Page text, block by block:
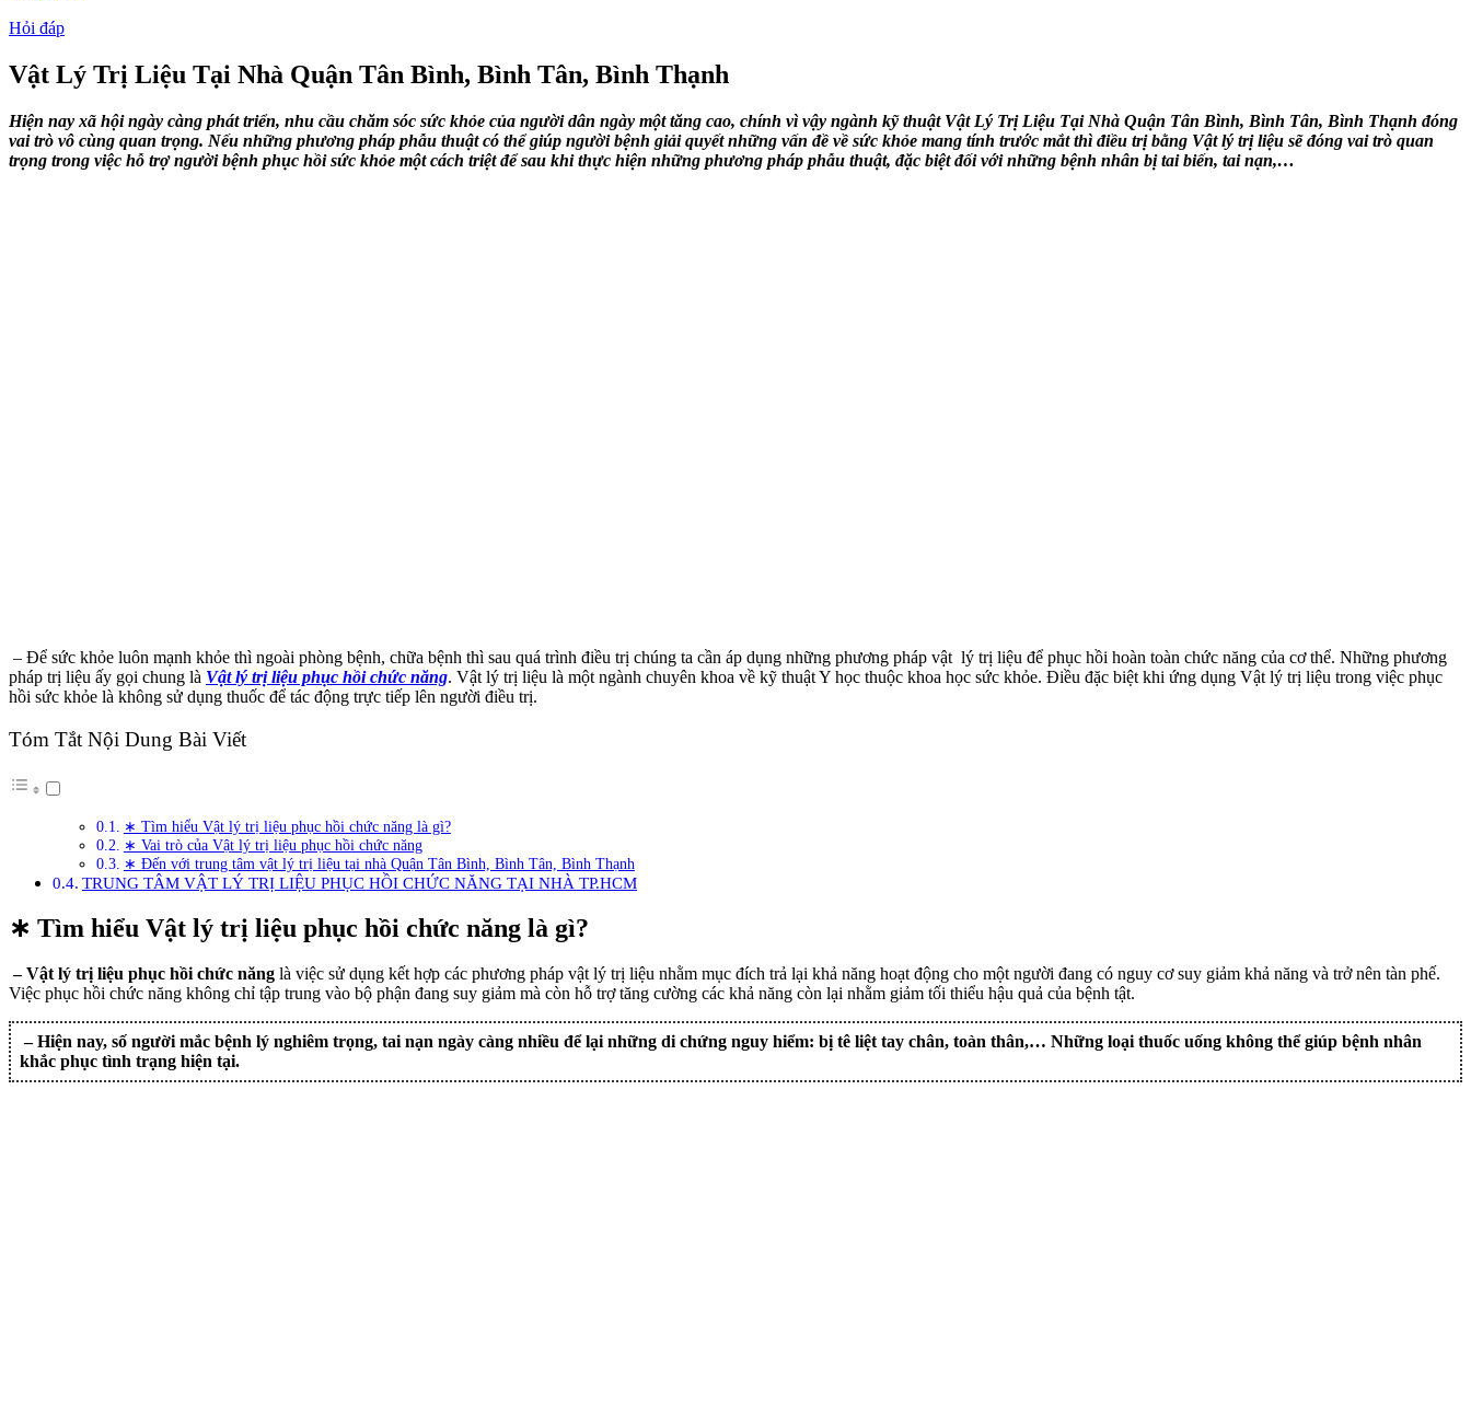
Hỏi đáp
Vật Lý Trị Liệu Tại Nhà Quận Tân Bình, Bình Tân, Bình Thạnh
Hiện nay xã hội ngày càng phát triển, nhu cầu chăm sóc sức khỏe của người dân ngày một tăng cao, chính vì vậy ngành kỹ thuật Vật Lý Trị Liệu Tại Nhà Quận Tân Bình, Bình Tân, Bình Thạnh đóng
vai trò vô cùng quan trọng. Nếu những phương pháp phẫu thuật có thể giúp người bệnh giải quyết những vấn đề về sức khỏe mang tính trước mắt thì điều trị bằng Vật lý trị liệu sẽ đóng vai trò quan
trọng trong việc hỗ trợ người bệnh phục hồi sức khỏe một cách triệt để sau khi thực hiện những phương pháp phẫu thuật, đặc biệt đối với những bệnh nhân bị tai biến, tai nạn,…
– Để sức khỏe luôn mạnh khỏe thì ngoài phòng bệnh, chữa bệnh thì sau quá trình điều trị chúng ta cần áp dụng những phương pháp vật lý trị liệu để phục hồi hoàn toàn chức năng của cơ thể. Những phương
pháp trị liệu ấy gọi chung là Vật lý trị liệu phục hồi chức năng. Vật lý trị liệu là một ngành chuyên khoa về kỹ thuật Y học thuộc khoa học sức khỏe. Điều đặc biệt khi ứng dụng Vật lý trị liệu trong việc phục
hồi sức khỏe là không sử dụng thuốc để tác động trực tiếp lên người điều trị.
Tóm Tắt Nội Dung Bài Viết
∗ Tìm hiểu Vật lý trị liệu phục hồi chức năng là gì?
∗ Vai trò của Vật lý trị liệu phục hồi chức năng
∗ Đến với trung tâm vật lý trị liệu tại nhà Quận Tân Bình, Bình Tân, Bình Thạnh
TRUNG TÂM VẬT LÝ TRỊ LIỆU PHỤC HỒI CHỨC NĂNG TẠI NHÀ TP.HCM
∗ Tìm hiểu Vật lý trị liệu phục hồi chức năng là gì?
– Vật lý trị liệu phục hồi chức năng là việc sử dụng kết hợp các phương pháp vật lý trị liệu nhằm mục đích trả lại khả năng hoạt động cho một người đang có nguy cơ suy giảm khả năng và trở nên tàn phế.
Việc phục hồi chức năng không chỉ tập trung vào bộ phận đang suy giảm mà còn hỗ trợ tăng cường các khả năng còn lại nhằm giảm tối thiểu hậu quả của bệnh tật.
– Hiện nay, số người mắc bệnh lý nghiêm trọng, tai nạn ngày càng nhiều để lại những di chứng nguy hiểm: bị tê liệt tay chân, toàn thân,… Những loại thuốc uống không thể giúp bệnh nhân
khắc phục tình trạng hiện tại.